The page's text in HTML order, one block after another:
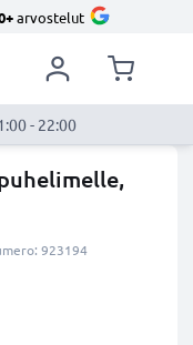
arvostelut
- 22:00
923194